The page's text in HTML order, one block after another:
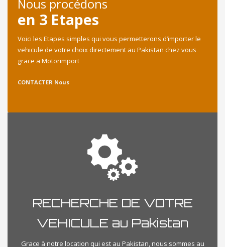
Nous procédons
en 3 Etapes
Voici les Etapes simples qui vous permetterons d’importer le
vehicule de votre choix directement au Pakistan chez vous
grace a Motorimport
CONTACTER Nous
RECHERCHE DE VOTRE
VEHICULE au Pakistan
Grace à notre location qui est au Pakistan, nous sommes au